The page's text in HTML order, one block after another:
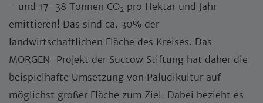
- und 17-38 Tonnen CO2 pro Hektar und Jahr
emittieren! Das sind ca. 30% der
landwirtschaftlichen Fläche des Kreises. Das
MORGEN-Projekt der Succow Stiftung hat daher die
beispielhafte Umsetzung von Paludikultur auf
möglichst großer Fläche zum Ziel. Dabei bezieht es